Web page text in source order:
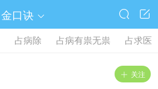
金口诀  

占病除 占病有祟无祟 占求医
 关注